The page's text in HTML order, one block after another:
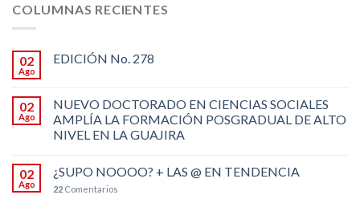
COLUMNAS RECIENTES
02
Ago
EDICIÓN No. 278
02
Ago
NUEVO DOCTORADO EN CIENCIAS SOCIALES
AMPLÍA LA FORMACIÓN POSGRADUAL DE ALTO
NIVEL EN LA GUAJIRA
02
Ago
¿SUPO NOOOO? + LAS @ EN TENDENCIA
22 Comentarios